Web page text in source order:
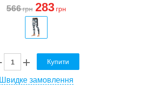
566грн 283 грн
Купити
Швидке замовлення